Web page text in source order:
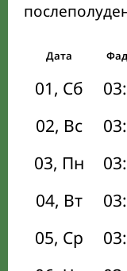
Дата
01, Сб
02, Вс
03, Пн
04, Вт
05, Ср